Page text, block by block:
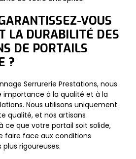
VOUS
LA DURABILITÉ DES
DE PORTAILS
?
Serrurerie Prestations, nous
importance à la qualité et à la
Nous utilisons uniquement
qualité, et nos artisans
ce que votre portail soit solide,
faire face aux conditions
rigoureuses.